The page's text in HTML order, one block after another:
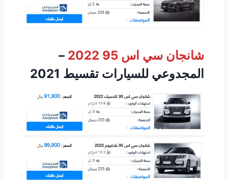
شانجان سي اس 95 2022
–
المجدوعي للسيارات تقسيط 2021